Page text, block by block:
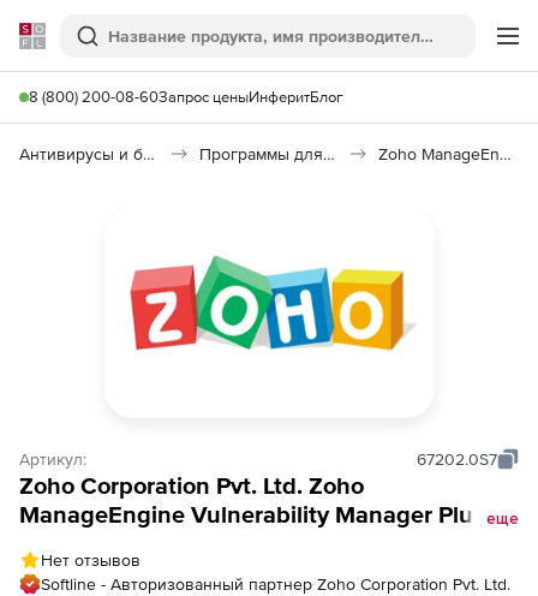
Softline
Поиск
8 (800) 200-08-60Запрос ценыИнферитБлог
Антивирусы и безопасность Программы для защиты информации Zoho ManageEngine Vulnerability Manager Plus
Артикул: 67202.0S7
Zoho Corporation Pvt. Ltd. Zoho
ManageEngine Vulnerability Manager Plus
Annual), fee for 1000 Servers
еще
Нет отзывов
Softline - Авторизованный партнер Zoho Corporation Pvt. Ltd.